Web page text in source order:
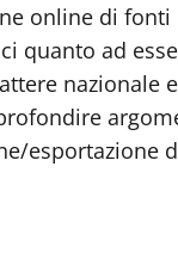
online di
quanto ad
nazionale
esportazione